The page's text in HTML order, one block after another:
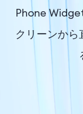
Phone
クリーンか